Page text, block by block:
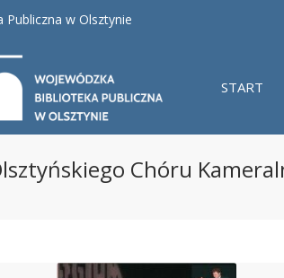
w Olsztynie
START
Chóru